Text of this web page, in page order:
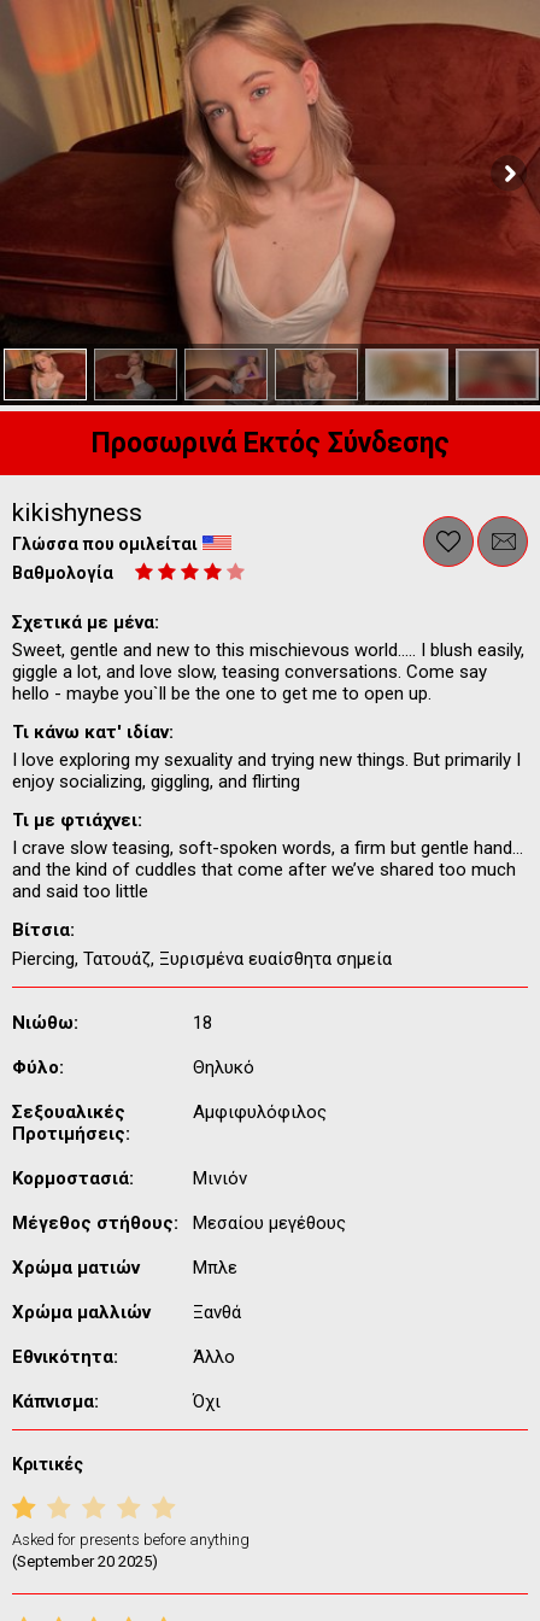
Προσωρινά Εκτός Σύνδεσης
kikishyness
Γλώσσα που ομιλείται
Βαθμολογία
Σχετικά με μένα:
Sweet, gentle and new to this mischievous world..... I blush easily,
giggle a lot, and love slow, teasing conversations. Come say
hello - maybe you`ll be the one to get me to open up.
Τι κάνω κατ' ιδίαν:
I love exploring my sexuality and trying new things. But primarily I
enjoy socializing, giggling, and flirting
Τι με φτιάχνει:
I crave slow teasing, soft-spoken words, a firm but gentle hand…
and the kind of cuddles that come after we’ve shared too much
and said too little
Βίτσια:
Piercing, Τατουάζ, Ξυρισμένα ευαίσθητα σημεία
Νιώθω: 18
Φύλο: Θηλυκό
Σεξουαλικές
Προτιμήσεις:
Αμφιφυλόφιλος
Κορμοστασιά: Μινιόν
Μέγεθος στήθους: Μεσαίου μεγέθους
Χρώμα ματιών Μπλε
Χρώμα μαλλιών Ξανθά
Εθνικότητα: Άλλο
Κάπνισμα: Όχι
Κριτικές
Asked for presents before anything
(September 20 2025)